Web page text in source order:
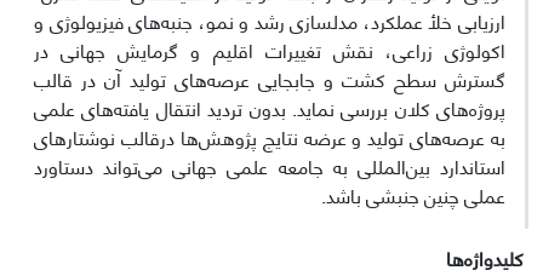
ارزیابی خلأ عملکرد، مدلسازی رشد و نمو، جنبه‌های فیزیولوژی و
اکولوژی زراعی، نقش تغییرات اقلیم و گرمایش جهانی در
گسترش سطح کشت و جابجایی عرصه‌های تولید آن در قالب
پروژه‌های کلان بررسی نماید. بدون تردید انتقال یافته‌های علمی
به عرصه‌های تولید و عرضه نتایج پژوهش‌ها درقالب نوشتارهای
استاندارد بین‌المللی به جامعه علمی جهانی می‌تواند دستاورد
عملی چنین جنبشی باشد.
کلیدواژه‌ها